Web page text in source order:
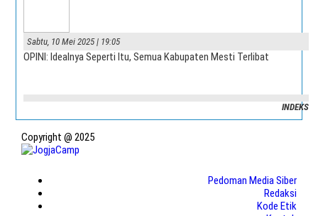
Sabtu, 10 Mei 2025 | 19:05
OPINI: Idealnya Seperti Itu, Semua Kabupaten Mesti Terlibat
INDEKS
Copyright @ 2025
Pedoman Media Siber
Redaksi
Kode Etik